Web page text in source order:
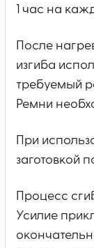
1 час на
После
изгиба
требуемый
Ремни
При
заготовкой
Процесс
Усилие